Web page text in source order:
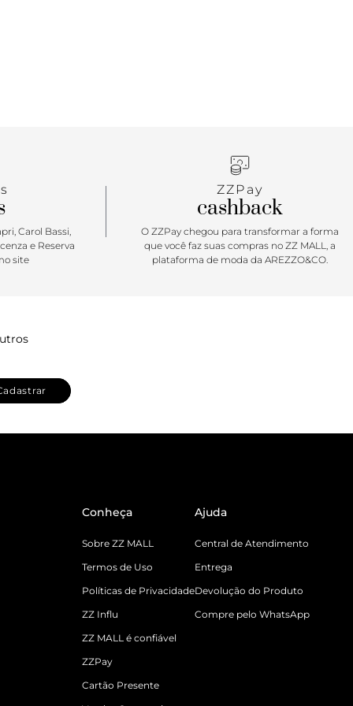
Carol Bassi,
e Reserva
site
ZZPay
cashback
O ZZPay chegou para transformar a forma
que você faz suas compras no ZZ MALL, a
plataforma de moda da AREZZO&CO.
Conheça
Sobre ZZ MALL
Termos de Uso
Políticas de Privacidade
ZZ Influ
ZZ MALL é confiável
ZZPay
Cartão Presente
Ajuda
Central de Atendimento
Entrega
Devolução do Produto
Compre pelo WhatsApp